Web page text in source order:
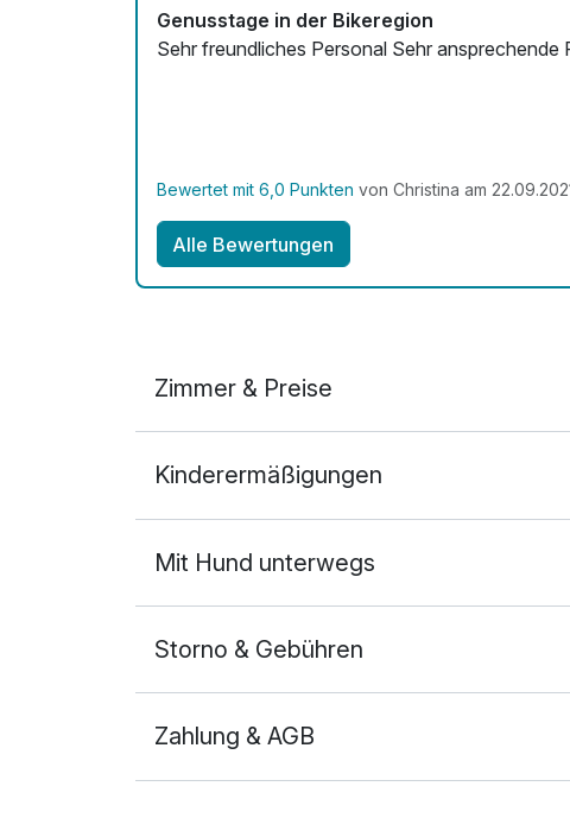
Genusstage in der Bikeregion
Sehr freundliches Personal Sehr ansprechende
Bewertet mit 6,0 Punkten von Christina am
Alle Bewertungen
Zimmer & Preise
2 Erwachsene
Kinderermäßigungen
Mit Hund unterwegs
Storno & Gebühren
Zahlung & AGB